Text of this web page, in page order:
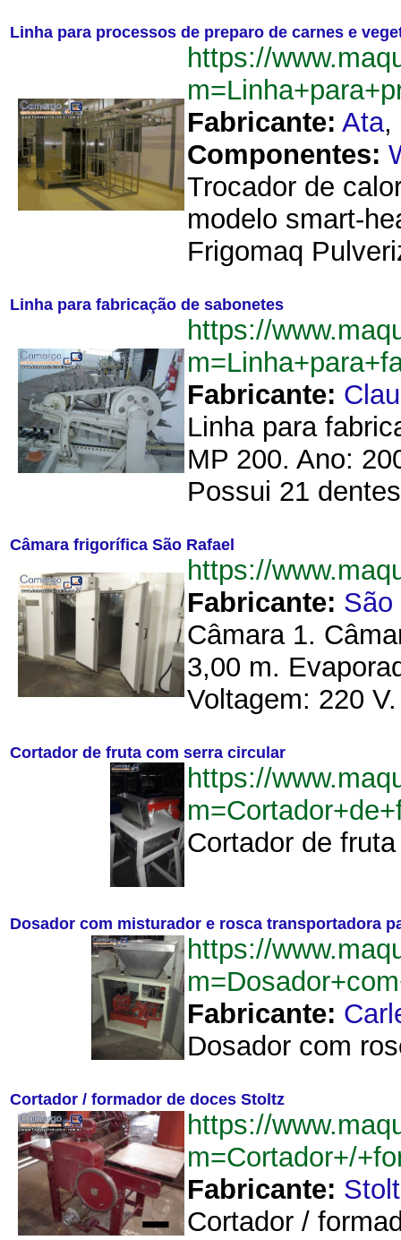
Linha para processos de preparo de carnes e
https://
Fabricante: Ata,
Componentes:
Trocador de
modelo smart-
Frigomaq
Linha para fabricação de sabonetes
https://
Fabricante:
Linha para
MP 200. Ano:
Possui 21
Câmara frigorífica São Rafael
https://
Fabricante: São
Câmara 1.
3,00 m.
Voltagem: 220
Cortador de fruta com serra circular
https://
Cortador de
Dosador com misturador e rosca transportadora
https://
Fabricante:
Dosador com
Cortador / formador de doces Stoltz
https://
m=Cortador+/
Fabricante:
Cortador /